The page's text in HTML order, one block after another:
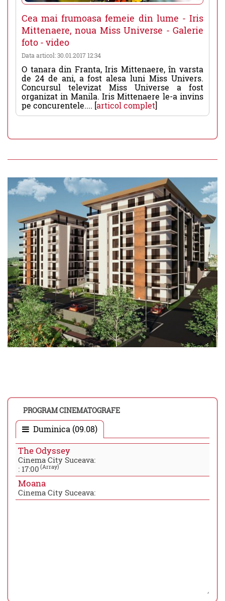
Cea mai frumoasa femeie din lume - Iris
Mittenaere, noua Miss Universe - Galerie
foto - video
Data articol: 30.01.2017 12:34
O tanara din Franta, Iris Mittenaere, în varsta
de 24 de ani, a fost alesa luni Miss Univers.
Concursul televizat Miss Universe a fost
organizat in Manila. Iris Mittenaere le-a invins
pe concurentele.... [articol complet]
PROGRAM CINEMATOGRAFE
Duminica (09.08)
The Odyssey
Cinema City Suceava:
: 17:00 (Array)
Moana
Cinema City Suceava: